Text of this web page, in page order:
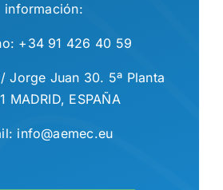
información:
+34 91 426 40 59
Jorge Juan 30. 5ª Planta
MADRID, ESPAÑA
info@aemec.eu